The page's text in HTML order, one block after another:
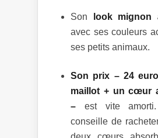
Son
look mignon
avec ses couleurs
ses petits animaux.
Son prix – 24
maillot + un cœur
– est vite
conseille de